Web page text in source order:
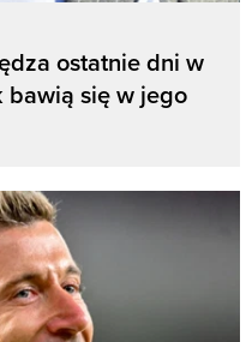
ostatnie dni w
bawią się w jego